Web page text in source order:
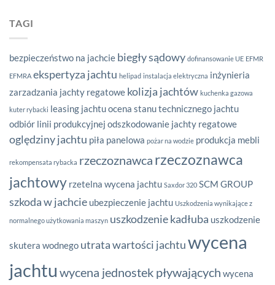
TAGI
bezpieczeństwo na jachcie biegły sądowy dofinansowanie UE EFMR
EFMRA ekspertyza jachtu helipad instalacja elektryczna inżynieria
zarzadzania jachty regatowe kolizja jachtów kuchenka gazowa
kuter rybacki leasing jachtuocena stanu technicznego jachtu
odbiór linii produkcyjnej odszkodowanie jachty regatowe
oględziny jachtu piła panelowa pożar na wodzie produkcja mebli
rekompensata rybacka rzeczoznawca rzeczoznawca
jachtowy rzetelna wycena jachtu Saxdor 320 SCM GROUP
szkoda w jachcie ubezpieczenie jachtu Uszkodzenia wynikające z
normalnego użytkowania maszyn uszkodzenie kadłuba uszkodzenie
skutera wodnego utrata wartości jachtuwycena
jachtu wycena jednostek pływających wycena